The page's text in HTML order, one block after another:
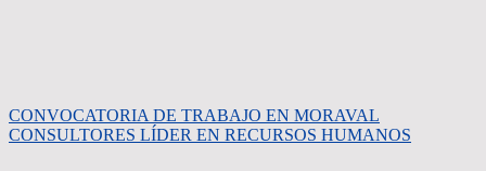
CONVOCATORIA DE TRABAJO EN MORAVAL
CONSULTORES LÍDER EN RECURSOS HUMANOS